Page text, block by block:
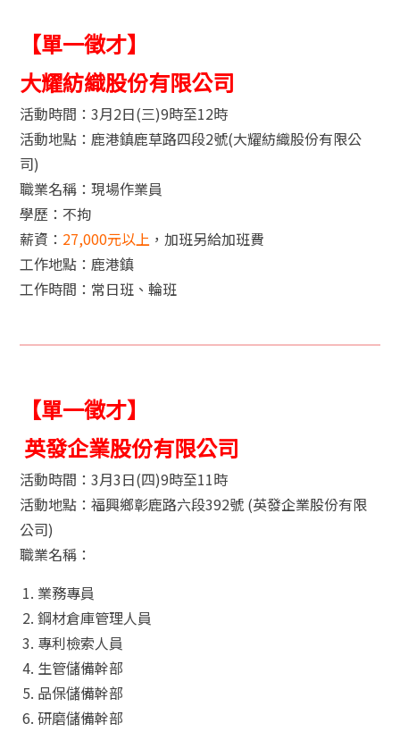
【單一徵才】
大耀紡織股份有限公司
活動時間：3月2日(三)9時至12時
活動地點：鹿港鎮鹿草路四段2號(大耀紡織股份有限公
司)
職業名稱：現場作業員
學歷：不拘
薪資： 27,000元以上 ，加班另給加班費
工作地點：鹿港鎮
工作時間：常日班、輪班
【單一徵才】
英發企業股份有限公司
活動時間：3月3日(四)9時至11時
活動地點：福興鄉彰鹿路六段392號 (英發企業股份有限
公司)
職業名稱：
業務專員
鋼材倉庫管理人員
專利檢索人員
生管儲備幹部
品保儲備幹部
研磨儲備幹部